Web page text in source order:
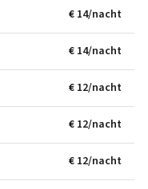
€ 14/nacht
€ 14/nacht
€ 12/nacht
€ 12/nacht
€ 12/nacht